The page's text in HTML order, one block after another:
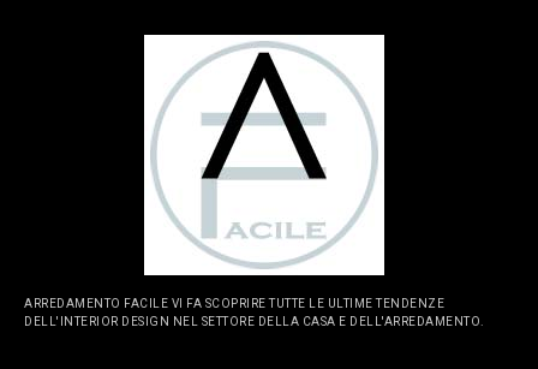
ARREDAMENTO FACILE VI FA SCOPRIRE TUTTE LE ULTIME TENDENZE
DELL'INTERIOR DESIGN NEL SETTORE DELLA CASA E DELL'ARREDAMENTO.